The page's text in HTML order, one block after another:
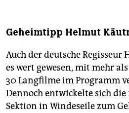
Geheimtipp Helmut
Auch der deutsche
es wert gewesen, mit mehr
30 Langfilme im Programm
Dennoch entwickelte sich
Sektion in Windeseile zum